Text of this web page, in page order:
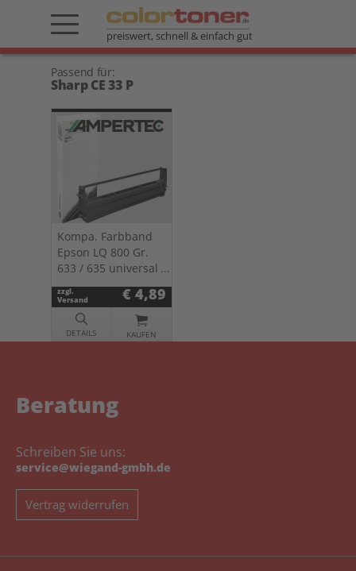
preiswert, schnell & einfach gut
Passend für:
Sharp CE 33 P
Kompa. Farbband
Epson LQ 800 Gr.
633 / 635 universal
Nylon HD schwarz
0633.01
zzgl.
Versand
€ 4,89
DETAILS KAUFEN
Beratung
Schreiben Sie uns:
service@wiegand-gmbh.de
Vertrag widerrufen